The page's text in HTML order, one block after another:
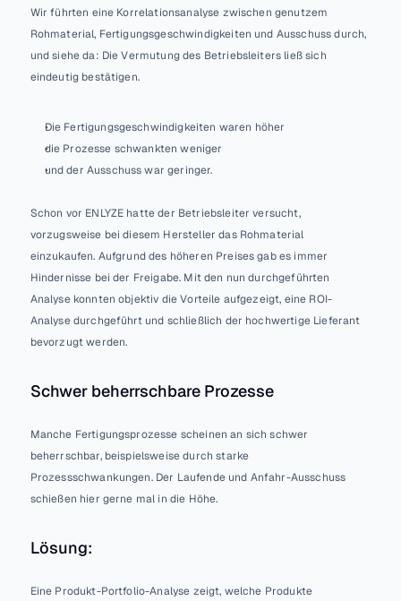
Wir führten eine Korrelationsanalyse zwischen genutzem
Rohmaterial, Fertigungsgeschwindigkeiten und Ausschuss durch,
und siehe da: Die Vermutung des Betriebsleiters ließ sich
eindeutig bestätigen.
Die Fertigungsgeschwindigkeiten waren höher
die Prozesse schwankten weniger
und der Ausschuss war geringer.
Schon vor ENLYZE hatte der Betriebsleiter versucht,
vorzugsweise bei diesem Hersteller das Rohmaterial
einzukaufen. Aufgrund des höheren Preises gab es immer
Hindernisse bei der Freigabe. Mit den nun durchgeführten
Analyse konnten objektiv die Vorteile aufgezeigt, eine ROI-
Analyse durchgeführt und schließlich der hochwertige Lieferant
bevorzugt werden.
Schwer beherrschbare Prozesse
Manche Fertigungsprozesse scheinen an sich schwer
beherrschbar, beispielsweise durch starke
Prozessschwankungen. Der Laufende und Anfahr-Ausschuss
schießen hier gerne mal in die Höhe.
Lösung:
Eine Produkt-Portfolio-Analyse zeigt, welche Produkte